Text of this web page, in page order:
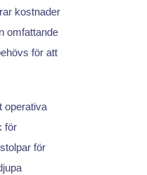
kostnader
omfattande
för att
operativa
för
för